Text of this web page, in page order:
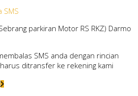
SMS
parkiran Motor RS RKZ) Darmo
SMS anda dengan rincian
ditransfer ke rekening kami